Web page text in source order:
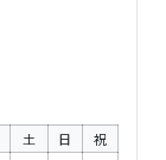
土 日 祝